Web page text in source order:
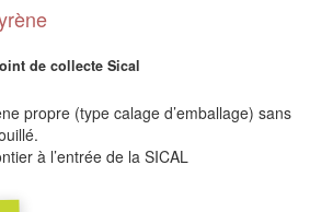
de collecte Sical
propre (type calage d’emballage) sans
à l’entrée de la SICAL